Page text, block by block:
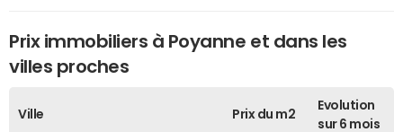
Prix immobiliers à Poyanne et dans les
villes proches
Ville Prix du m2
Evolution
sur 6 mois